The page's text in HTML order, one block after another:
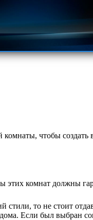
чтобы создать
комнат должны
то не стоит
Если был выбран